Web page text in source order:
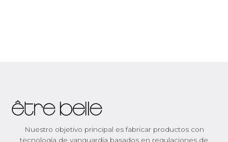
Nuestro objetivo principal es fabricar productos con
tecnología de vanguardia basados en regulaciones de